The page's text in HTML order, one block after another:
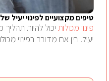
טיפים מקצועיים לפינוי יעיל
פינוי מכולות יכול להיות תהליך
יעיל. בין אם מדובר בפינוי